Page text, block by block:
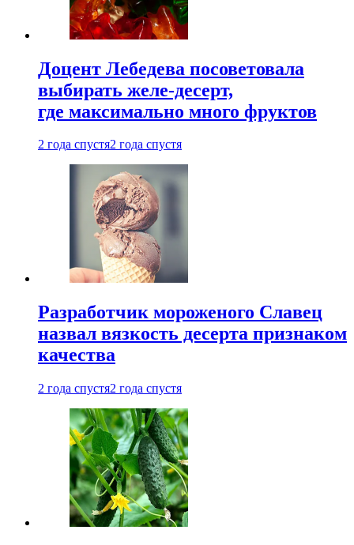
Доцент Лебедева посоветовала
выбирать желе-десерт,
где максимально много фруктов
2 года спустя2 года спустя
Разработчик мороженого Славец
назвал вязкость десерта признаком
качества
2 года спустя2 года спустя